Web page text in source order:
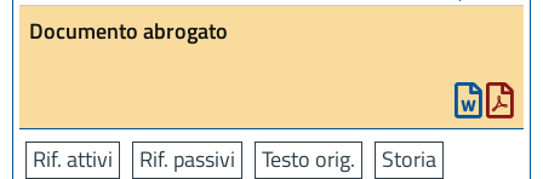
Documento abrogato
Rif. attivi Rif. passivi Testo orig.
Storia